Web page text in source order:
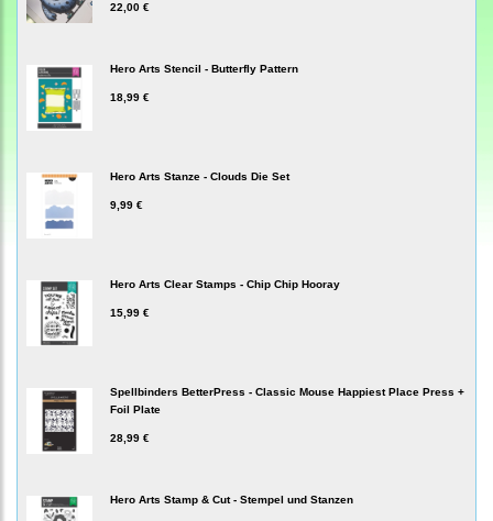
22,00 €
Hero Arts Stencil - Butterfly Pattern
18,99 €
Hero Arts Stanze - Clouds Die Set
9,99 €
Hero Arts Clear Stamps - Chip Chip Hooray
15,99 €
Spellbinders BetterPress - Classic Mouse Happiest Place Press +
Foil Plate
28,99 €
Hero Arts Stamp & Cut - Stempel und Stanzen